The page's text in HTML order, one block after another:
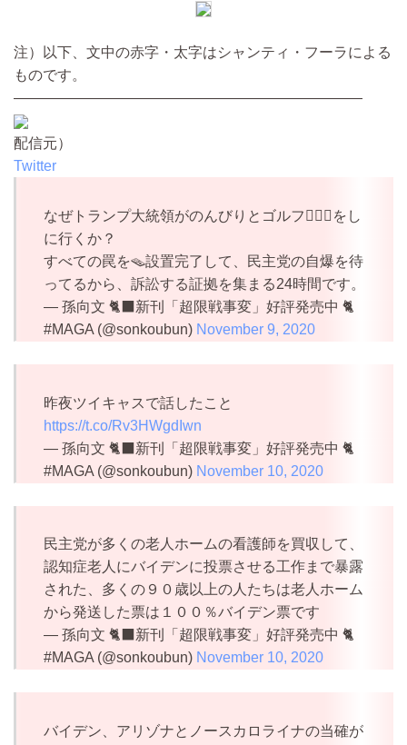
注）以下、文中の赤字・太字はシャンティ・フーラによる
ものです。
————————————————————————
配信元）
Twitter
なぜトランプ大統領がのんびりとゴルフ🏌️‍♂️⛳️をし
に行くか？
すべての罠を🪤設置完了して、民主党の自爆を待
ってるから、訴訟する証拠を集まる24時間です。
— 孫向文 🐈‍⬛新刊「超限戦事変」好評発売中 🐈
#MAGA (@sonkoubun) November 9, 2020
昨夜ツイキャスで話したこと
https://t.co/Rv3HWgdIwn
— 孫向文 🐈‍⬛新刊「超限戦事変」好評発売中 🐈
#MAGA (@sonkoubun) November 10, 2020
民主党が多くの老人ホームの看護師を買収して、
認知症老人にバイデンに投票させる工作まで暴露
された、多くの９０歳以上の人たちは老人ホーム
から発送した票は１００％バイデン票です
— 孫向文 🐈‍⬛新刊「超限戦事変」好評発売中 🐈
#MAGA (@sonkoubun) November 10, 2020
バイデン、アリゾナとノースカロライナの当確が